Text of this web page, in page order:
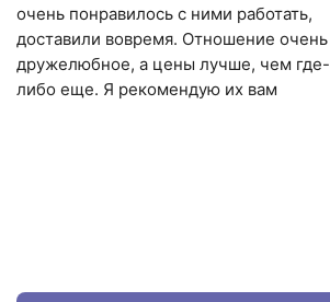
очень понравилось с ними работать,
доставили вовремя. Отношение очень
дружелюбное, а цены лучше, чем где-
либо еще. Я рекомендую их вам